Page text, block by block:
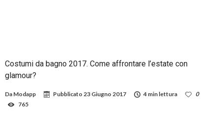
Costumi da bagno 2017. Come affrontare l’estate con
glamour?
Da Modapp Pubblicato 23 Giugno 2017 4 min lettura
0
765